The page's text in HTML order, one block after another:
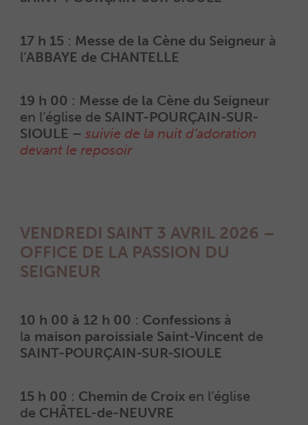
17 h 15: Messe de la Cène du Seigneurà
l’ABBAYE de CHANTELLE
19 h 00 : Messe de la Cène du Seigneur
en l’église de SAINT-POURÇAIN-SUR-
SIOULE – suivie de la nuit d’adoration
devant le reposoir
VENDREDI SAINT 3 AVRIL 2026 –
OFFICE DE LA PASSION DU
SEIGNEUR
10 h 00 à 12 h 00 : Confessions à
la maison paroissiale Saint-Vincent de
SAINT-POURÇAIN-SUR-SIOULE
15 h 00 : Chemin de Croix en l’église
de CHÂTEL-de-NEUVRE